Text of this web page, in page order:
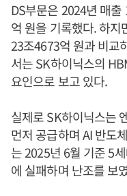
DS부문은 2024년 매
억 원을 기록했다. 하
23조4673억 원과 비교
서는 SK하이닉스의
요인으로 보고 있다.
실제로 SK하이닉스는
먼저 공급하며 AI 반도
는 2025년 6월 기준 5
에 실패하며 난조를 보